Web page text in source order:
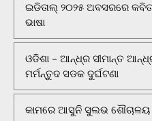
ଇଡିତାଲ୍ ୨୦୨୫ ଅବସରରେ
ଭାଷା
ଓଡିଶା - ଆନ୍ଧ୍ର ସୀମାନ୍ତ
ମର୍ମନ୍ତୁଦ ସଡକ ଦୁର୍ଘଟଣା
କାମରେ ଆସୁନି ସୁଲଭ ଶୌଚାଳୟ